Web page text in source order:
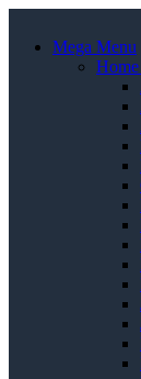
Mega Menu